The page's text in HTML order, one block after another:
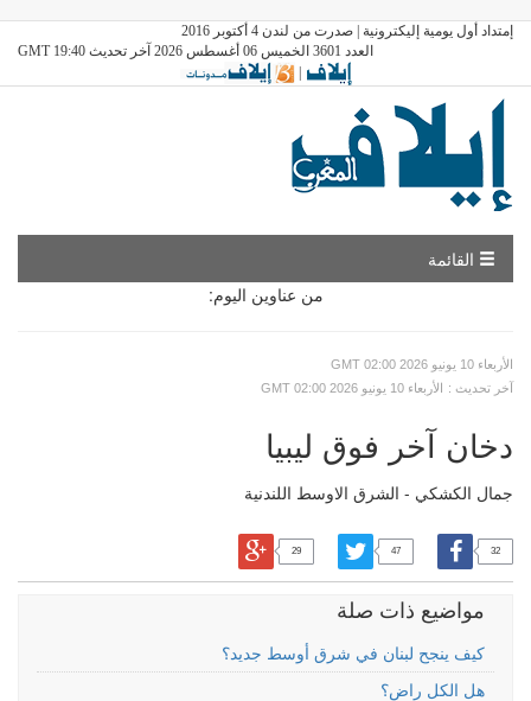
إمتداد أول يومية إليكترونية | صدرت من لندن 4 أكتوبر 2016
العدد 3601 الخميس 06 أغسطس 2026 آخر تحديث GMT 19:40
|
القائمة
من عناوين اليوم:
GMT الأربعاء 10 يونيو 2026 02:00
GMT الأربعاء 10 يونيو 2026 02:00
: آخر تحديث
دخان آخر فوق ليبيا
جمال الكشكي - الشرق الاوسط اللندنية
32
47
29
مواضيع ذات صلة
كيف ينجح لبنان في شرق أوسط جديد؟
هل الكل راضٍ؟